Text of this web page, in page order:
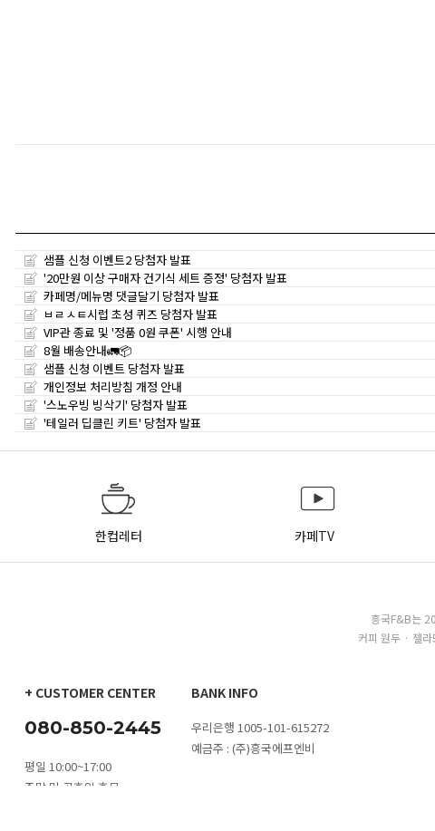
샘플 신청 이벤트2 당첨자 발표
'20만원 이상 구매자 건기식 세트 증정' 당첨자 발표
카페명/메뉴명 댓글달기 당첨자 발표
ㅂㄹㅅㅌ시럽 초성 퀴즈 당첨자 발표
VIP관 종료 및 '정품 0원 쿠폰' 시행 안내
8월 배송안내🚛📦
샘플 신청 이벤트 당첨자 발표
개인정보 처리방침 개정 안내
'스노우빙 빙삭기' 당첨자 발표
'테일러 딥클린 키트' 당첨자 발표
한컵레터 카페TV
흥국F&B는
커피 원두 · 젤
+ CUSTOMER CENTER
080-850-2445
평일 10:00~17:00
주말 및 공휴일 휴무
BANK INFO
우리은행 1005-101-615272
예금주 : (주)흥국에프엔비